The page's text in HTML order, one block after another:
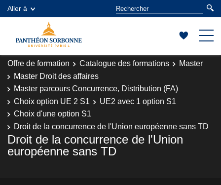
Aller à
Offre de formation Catalogue des formations
Master
Master Droit des affaires
Master parcours Concurrence, Distribution (FA)
Choix option UE 2 S1
UE2 avec 1 option S1
Choix d'une option S1
Droit de la concurrence de l'Union européenne sans TD
Droit de la concurrence de l'Union
européenne sans TD